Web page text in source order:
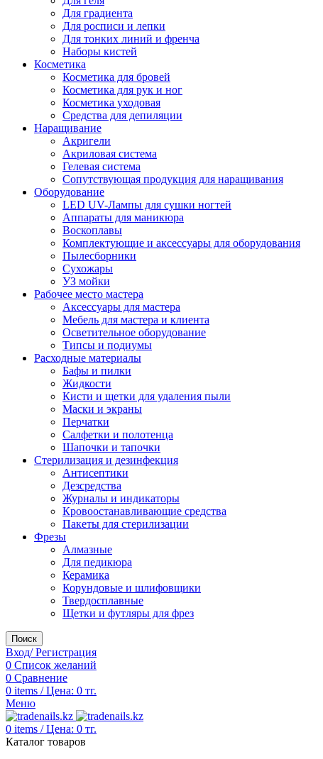
Для градиента
Для росписи и лепки
Для тонких линий и френча
Наборы кистей
Косметика
Косметика для бровей
Косметика для рук и ног
Косметика уходовая
Средства для депиляции
Наращивание
Акригели
Акриловая система
Гелевая система
Сопутствующая продукция для наращивания
Оборудование
LED UV-Лампы для сушки ногтей
Аппараты для маникюра
Воскоплавы
Комплектующие и аксессуары для оборудования
Пылесборники
Сухожары
УЗ мойки
Рабочее место мастера
Аксессуары для мастера
Мебель для мастера и клиента
Осветительное оборудование
Типсы и подиумы
Расходные материалы
Бафы и пилки
Жидкости
Кисти и щетки для удаления пыли
Маски и экраны
Перчатки
Салфетки и полотенца
Шапочки и тапочки
Стерилизация и дезинфекция
Антисептики
Дезсредства
Журналы и индикаторы
Кровоостанавливающие средства
Пакеты для стерилизации
Фрезы
Алмазные
Для педикюра
Керамика
Корундовые и шлифовщики
Твердосплавные
Щетки и футляры для фрез
Поиск
Вход/ Регистрация
0 Список желаний
0 Сравнение
0 items / Цена: 0 тг.
Меню
0 items / Цена: 0 тг.
Каталог товаров